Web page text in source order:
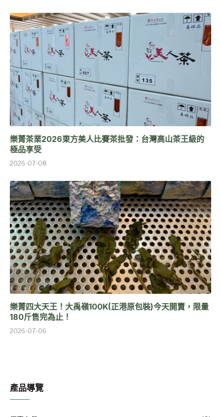
樂菁茶業2026東方美人比賽茶批發：台灣高山茶王級的
極品享受
2026-07-08
樂菁四大天王！大禹嶺100K(正港原包裝)今天開賣，限量
180斤售完為止！
2026-07-06
產品導覽